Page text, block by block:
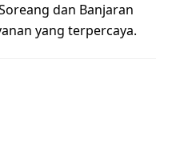
dan Banjaran
yang terpercaya.